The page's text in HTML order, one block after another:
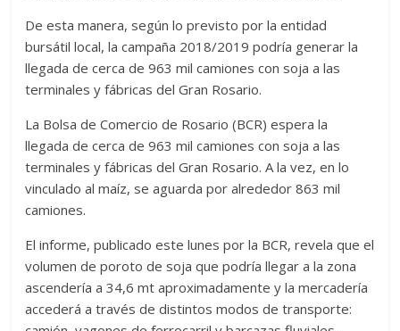
De esta manera, según lo previsto por la entidad
bursátil local, la campaña 2018/2019 podría generar la
llegada de cerca de 963 mil camiones con soja a las
terminales y fábricas del Gran Rosario.
La Bolsa de Comercio de Rosario (BCR) espera la
llegada de cerca de 963 mil camiones con soja a las
terminales y fábricas del Gran Rosario. A la vez, en lo
vinculado al maíz, se aguarda por alrededor 863 mil
camiones.
El informe, publicado este lunes por la BCR, revela que el
volumen de poroto de soja que podría llegar a la zona
ascendería a 34,6 mt aproximadamente y la mercadería
accederá a través de distintos modos de transporte: